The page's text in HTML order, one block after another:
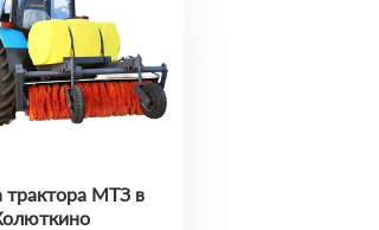
трактора МТЗ в